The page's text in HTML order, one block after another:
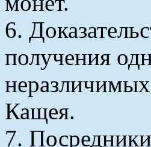
6.
получения
Кащея.
7.